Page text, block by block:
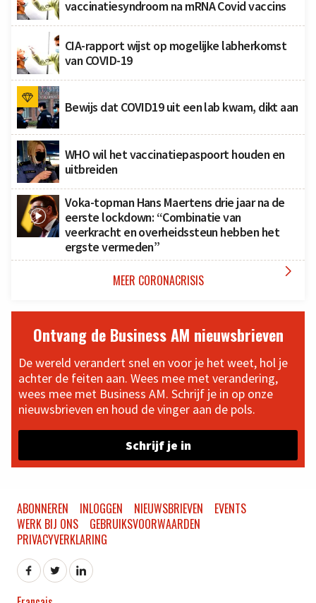
vaccinatiesyndroom na mRNA Covid vaccins
CIA-rapport wijst op mogelijke labherkomst
van COVID-19
Bewijs dat COVID19 uit een lab kwam, dikt aan
WHO wil het vaccinatiepaspoort houden en
uitbreiden
Voka-topman Hans Maertens drie jaar na de
eerste lockdown: “Combinatie van
veerkracht en overheidssteun hebben het
ergste vermeden”
MEER CORONACRISIS 
Ontvang de Business AM nieuwsbrieven
De wereld verandert snel en voor je het weet, hol je
achter de feiten aan. Wees mee met verandering,
wees mee met Business AM. Schrijf je in op onze
nieuwsbrieven en houd de vinger aan de pols.
Schrijf je in
ABONNEREN INLOGGEN NIEUWSBRIEVEN
EVENTS
WERK BIJ ONS
GEBRUIKSVOORWAARDEN
PRIVACYVERKLARING